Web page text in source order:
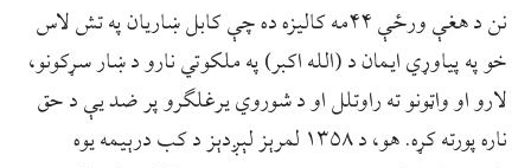
نن د هغې ورځې ۴۴مه کالیزه ده چې کابل ښاریان په تش لاس
خو په پیاوړي ایمان د (الله اکبر) په ملکوتي نارو د ښار سړکونو،
لارو او واټونو ته راوتلل او د شوروي یرغلګرو پر ضد یې د حق
ناره پورته کړه. هو، د ۱۳۵۸ لمرېز لېږدېز د کب درېیمه یوه